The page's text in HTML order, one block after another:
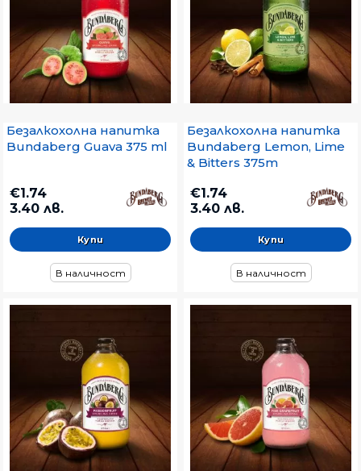
Безалкохолна напитка
Bundaberg Guava 375 ml
€1.74
3.40 лв.
В наличност
Безалкохолна напитка
Bundaberg Lemon, Lime
& Bitters 375m
€1.74
3.40 лв.
В наличност